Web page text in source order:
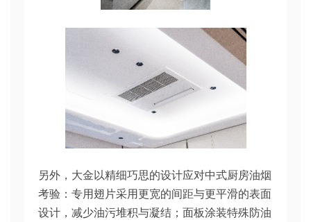
另外，大金以精细巧思的设计应对中式厨房油烟
考验：专用翅片采用更宽的间距与更平滑的表面
设计，减少油污堆积与凝结；面板涂装特殊防油